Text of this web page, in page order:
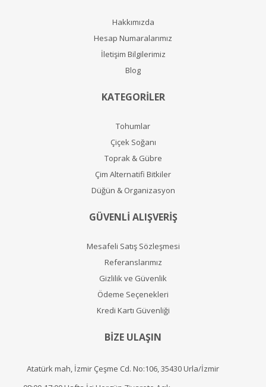
Hakkımızda
Hesap Numaralarımız
İletişim Bilgilerimiz
Blog
KATEGORİLER
Tohumlar
Çiçek Soğanı
Toprak & Gübre
Çim Alternatifi Bitkiler
Düğün & Organizasyon
GÜVENLİ ALIŞVERİŞ
Mesafeli Satış Sözleşmesi
Referanslarımız
Gizlilik ve Güvenlik
Ödeme Seçenekleri
Kredi Kartı Güvenliği
BİZE ULAŞIN
Atatürk mah, İzmir Çeşme Cd. No:106, 35430 Urla/İzmir